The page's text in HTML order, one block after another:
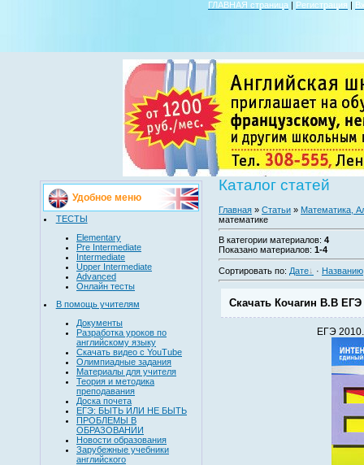
ГЛАВНАЯ страница | Регистрация |
Удобное меню
ТЕСТЫ
Elementary
Pre Intermediate
Intermediate
Upper Intermediate
Advanced
Онлайн тесты
В помощь учителям
Документы
Разработка уроков по
английскому языку
Скачать видео с YouTube
Олимпиадные задания
Материалы для учителя
Теория и методика
преподавания
Доска почета
ЕГЭ: БЫТЬ ИЛИ НЕ БЫТЬ
ПРОБЛЕМЫ В
ОБРАЗОВАНИИ
Новости образования
Зарубежные учебники
английского
Каталог статей
Главная » Статьи » Математика,
математике
В категории материалов: 4
Показано материалов: 1-4
Сортировать по: Дате · Названию
Скачать Кочагин В.В ЕГЭ
ЕГЭ